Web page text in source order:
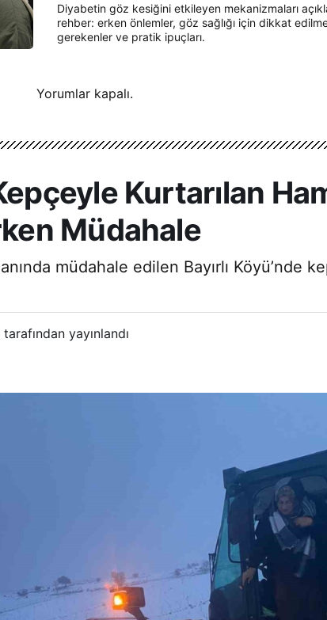
Diyabetin göz kesiğini etkileyen mekanizmaları
rehber: erken önlemler, göz sağlığı için dikkat
gerekenler ve pratik ipuçları.
Yorumlar kapalı.
Kurtarılan
Müdahale
müdahale edilen Bayırlı Köyü’nde
tarafından yayınlandı